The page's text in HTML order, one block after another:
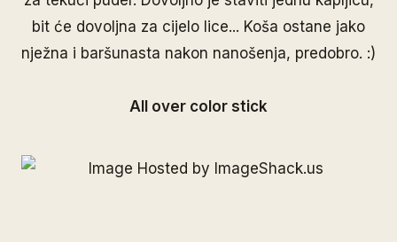
bit će dovoljna za cijelo lice... Koša ostane jako
nježna i baršunasta nakon nanošenja, predobro. :)
All over color stick